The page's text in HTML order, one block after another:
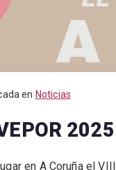
en Noticias
en A Coruña el